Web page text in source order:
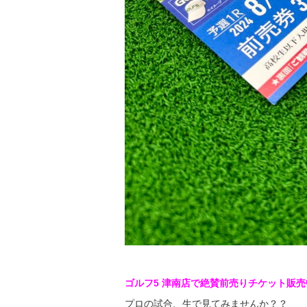
ゴルフ5 津南店で絶賛前売りチケット販
プロの試合、生で見てみませんか？？